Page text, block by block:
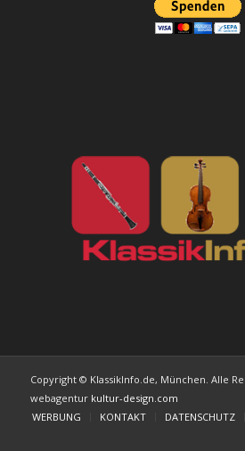
Copyright © KlassikInfo.de, München. Alle
webagentur kultur-design.com
WERBUNG
KONTAKT DATENSCHUTZ